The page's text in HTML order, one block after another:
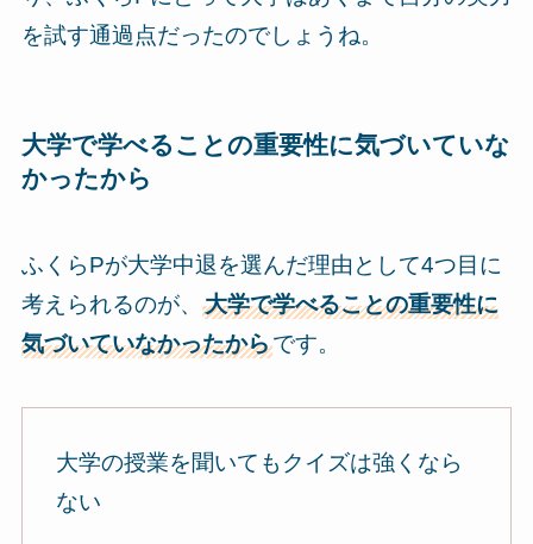
を試す通過点だったのでしょうね。
大学で学べることの重要性に気づいていな
かったから
ふくらPが大学中退を選んだ理由として4つ目に
考えられるのが、 大学で学べることの重要性に
気づいていなかったからです。
大学の授業を聞いてもクイズは強くなら
ない